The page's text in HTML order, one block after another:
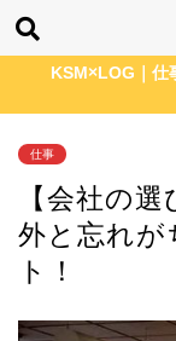
KSM×LOG｜仕
仕事
【会社の
外と忘れが
ト！